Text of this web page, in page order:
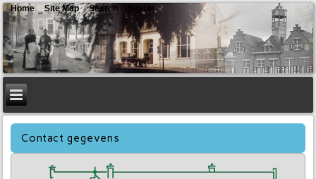
Contact gegevens
Home Site Map Search Sign In